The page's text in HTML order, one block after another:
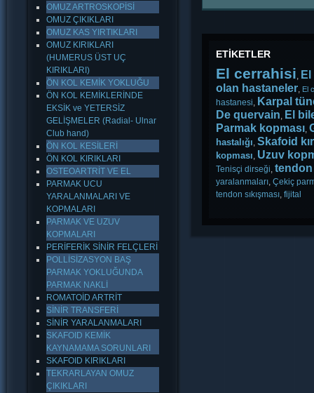
ETİKETLER
El cerrahisi,El
olan hastaneler,El
hastanesi,Karpal
De quervain,El
Parmak kopması,
hastalığı,Skafoid
kopması,Uzuv
Tenisçi dirseği,
yaralanmaları,Çekiç
tendon sıkışması,fijital
OMUZ ARTROSKOPİSİ
OMUZ ÇIKIKLARI
OMUZ KAS YIRTIKLARI
OMUZ KIRIKLARI
(HUMERUS ÜST UÇ
KIRIKLARI)
ÖN KOL KEMİK YOKLUĞU
ÖN KOL KEMİKLERİNDE
EKSİK ve YETERSİZ
GELİŞMELER (Radial- Ulnar
Club hand)
ÖN KOL KESİLERİ
ÖN KOL KIRIKLARI
OSTEOARTRİT VE EL
PARMAK UCU
YARALANMALARI VE
KOPMALARI
PARMAK VE UZUV
KOPMALARI
PERİFERİK SİNİR FELÇLERİ
POLLİSİZASYON BAŞ
PARMAK YOKLUĞUNDA
PARMAK NAKLİ
ROMATOİD ARTRİT
SİNİR TRANSFERİ
SİNİR YARALANMALARI
SKAFOID KEMİK
KAYNAMAMA SORUNLARI
SKAFOID KIRIKLARI
TEKRARLAYAN OMUZ
ÇIKIKLARI